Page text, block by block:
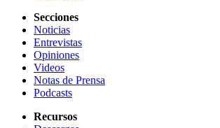
Secciones
Noticias
Entrevistas
Opiniones
Videos
Notas de Prensa
Podcasts
Recursos